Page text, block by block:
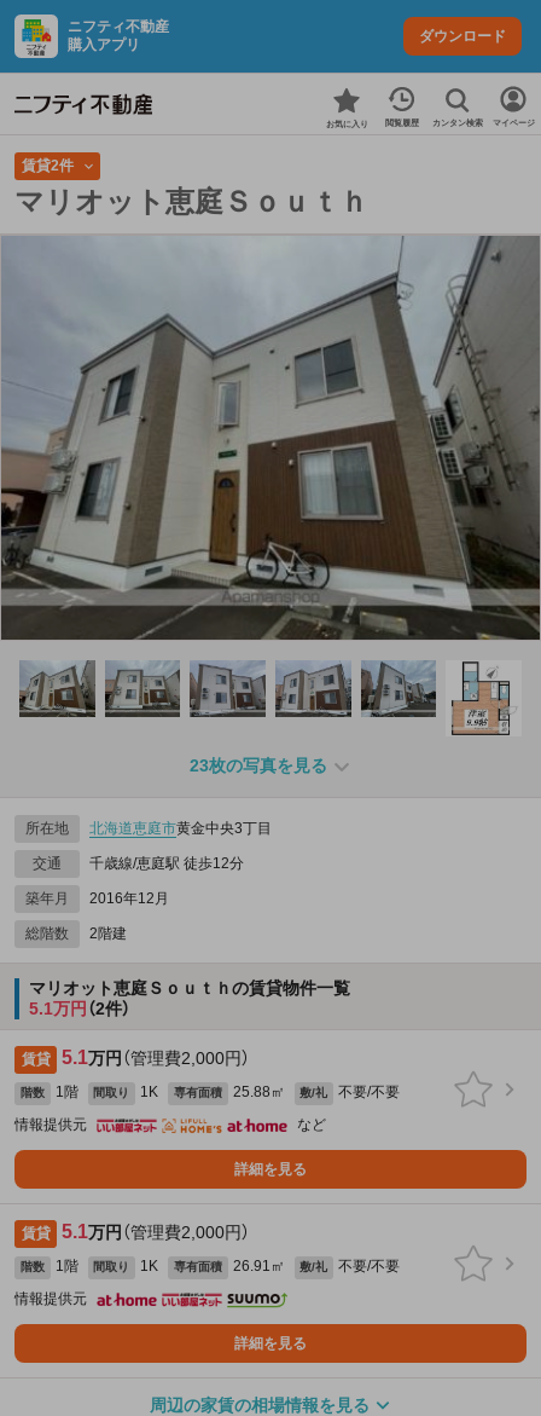
ニフティ不動産
購入アプリ
ダウンロード
お気に入り 閲覧履歴 カンタン検索 マイページ
賃貸2件
マリオット恵庭Ｓｏｕｔｈ
23枚の写真を見る
所在地 北海道恵庭市黄金中央3丁目
交通 千歳線/恵庭駅 徒歩12分
築年月 2016年12月
総階数 2階建
マリオット恵庭Ｓｏｕｔｈの賃貸物件一覧
5.1万円 （2件）
賃貸 5.1万円 （管理費2,000円）
階数 1階 間取り 1K 専有面積 25.88㎡ 敷/礼
不要/不要
情報提供元
など
詳細を見る
賃貸 5.1万円 （管理費2,000円）
階数 1階 間取り 1K 専有面積 26.91㎡ 敷/礼
不要/不要
情報提供元
詳細を見る
周辺の家賃の相場情報を見る